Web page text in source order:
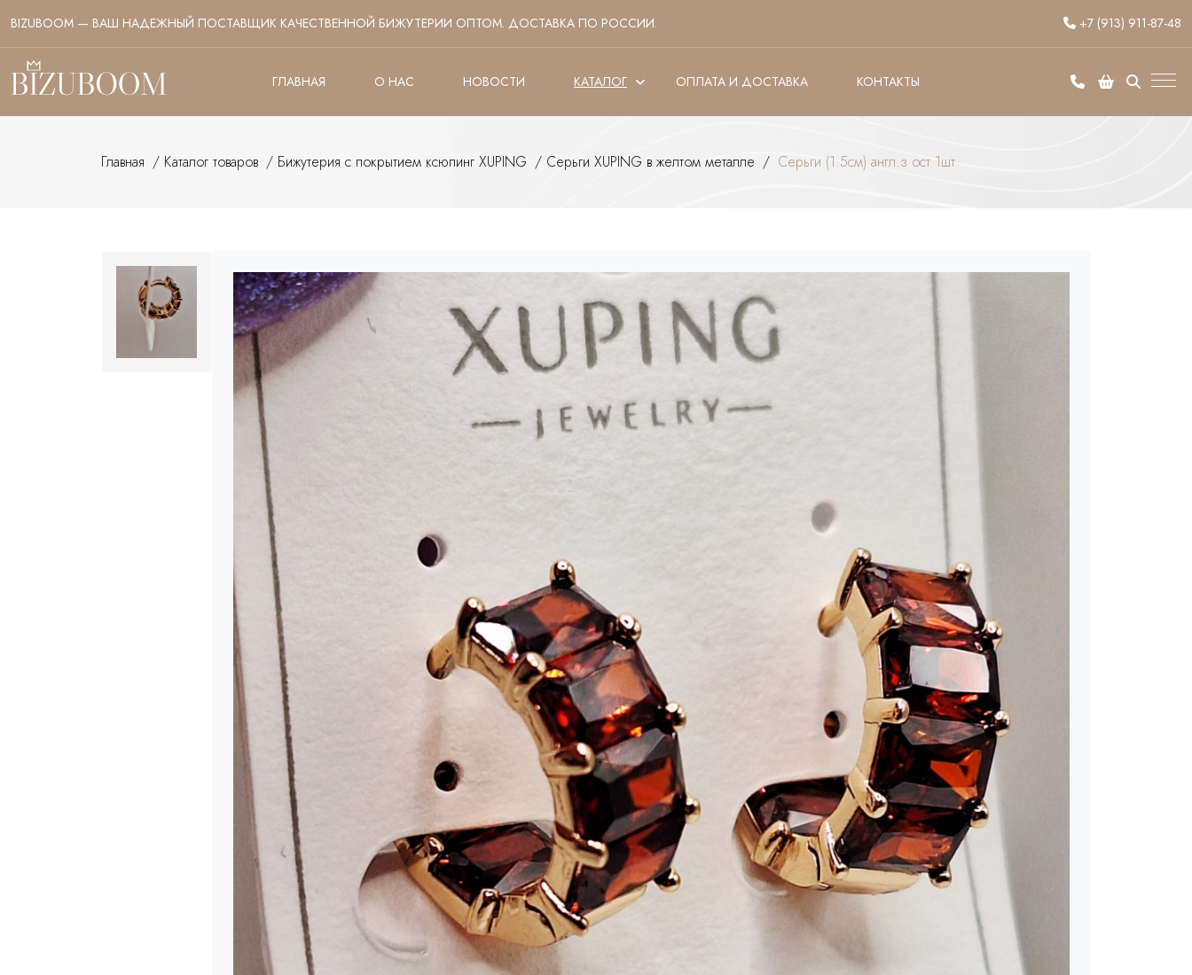
BIZUBOOM — ВАШ НАДЕЖНЫЙ ПОСТАВЩИК КАЧЕСТВЕННОЙ БИЖУТЕРИИ ОПТОМ. ДОСТАВКА ПО РОССИИ. +7 (913) 911-87-48
ГЛАВНАЯ О НАС НОВОСТИ КАТАЛОГ ОПЛАТА И ДОСТАВКА КОНТАКТЫ
Главная / Каталог товаров / Бижутерия с покрытием ксюпинг XUPING / Серьги XUPING в желтом металле / Серьги (1.5см) англ.з ост 1шт